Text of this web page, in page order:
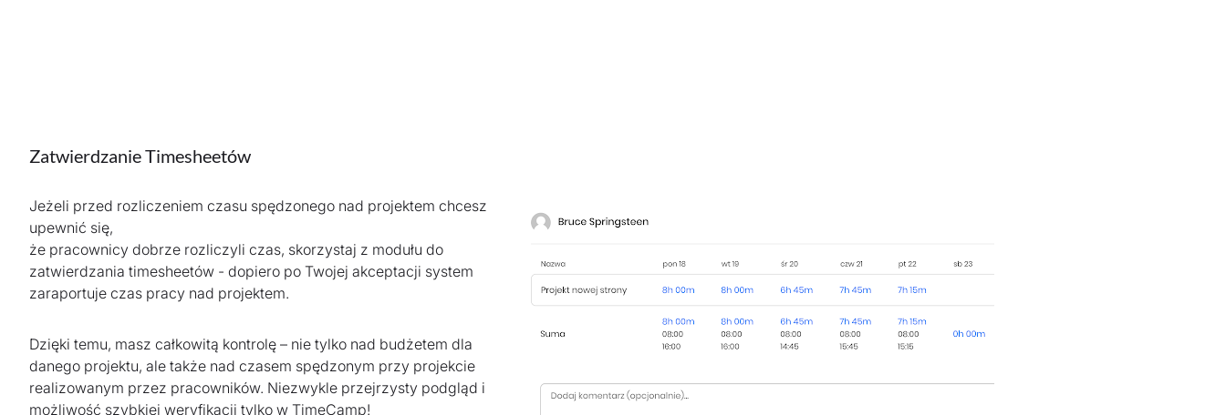
Zatwierdzanie Timesheetów
Jeżeli przed rozliczeniem czasu spędzonego nad projektem chcesz
upewnić się,
że pracownicy dobrze rozliczyli czas, skorzystaj z modułu do
zatwierdzania timesheetów - dopiero po Twojej akceptacji system
zaraportuje czas pracy nad projektem.
Dzięki temu, masz całkowitą kontrolę – nie tylko nad budżetem dla
danego projektu, ale także nad czasem spędzonym przy projekcie
realizowanym przez pracowników. Niezwykle przejrzysty podgląd i
możliwość szybkiej weryfikacji tylko w TimeCamp!